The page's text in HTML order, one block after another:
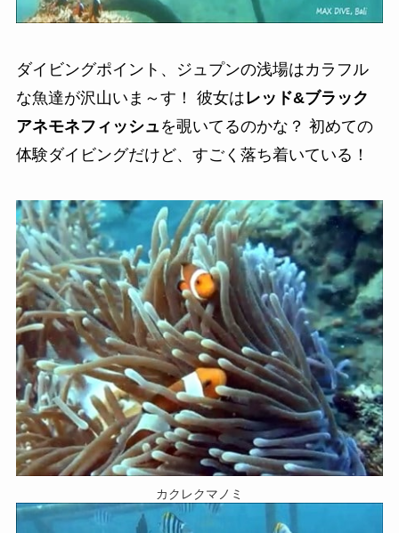
ダイビングポイント、ジュプンの浅場はカラフル
な魚達が沢山いま～す！ 彼女はレッド&ブラック
アネモネフィッシュ を覗いてるのかな？ 初めての
体験ダイビングだけど、すごく落ち着いている！
カクレクマノミ